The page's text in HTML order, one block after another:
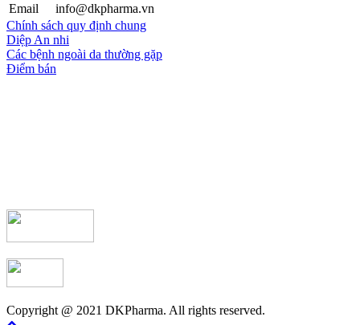
Email
info@dkpharma.vn
Chính sách quy định chung
Diệp An nhi
Các bệnh ngoài da thường gặp
Điểm bán
Copyright @ 2021 DKPharma. All rights reserved.